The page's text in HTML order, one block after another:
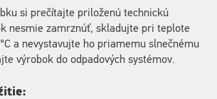
si prečítajte priloženú technickú
nesmie zamrznúť, skladujte pri teplote
a nevystavujte ho priamemu slnečnému
výrobok do odpadových systémov.